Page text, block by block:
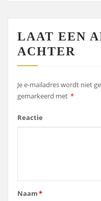
LAAT EEN
ACHTER
Je e-mailadres wordt niet
gemarkeerd met *
Reactie
Naam*